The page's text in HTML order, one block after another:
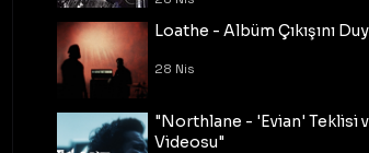
Loathe - Albüm Çıkışını
28 Nis
"Northlane - 'Evian' Teklisi
Videosu"